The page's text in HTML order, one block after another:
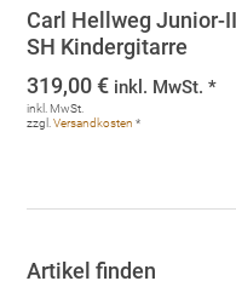
Carl Hellweg Junior-
SH Kindergitarre
319,00€ inkl. MwSt. *
inkl. MwSt.
zzgl.Versandkosten *
Artikel finden